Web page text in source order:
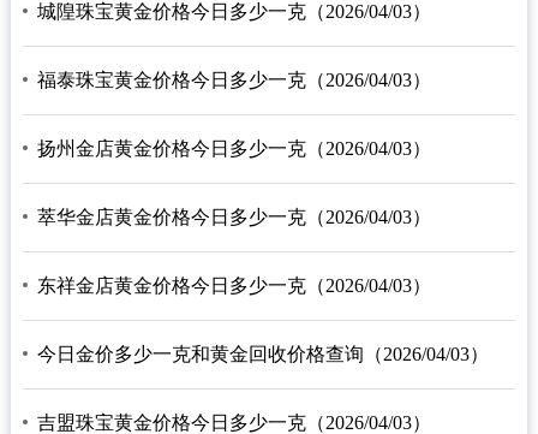
城隍珠宝黄金价格今日多少一克（2026/04/03）
福泰珠宝黄金价格今日多少一克（2026/04/03）
扬州金店黄金价格今日多少一克（2026/04/03）
萃华金店黄金价格今日多少一克（2026/04/03）
东祥金店黄金价格今日多少一克（2026/04/03）
今日金价多少一克和黄金回收价格查询（2026/04/03）
吉盟珠宝黄金价格今日多少一克（2026/04/03）